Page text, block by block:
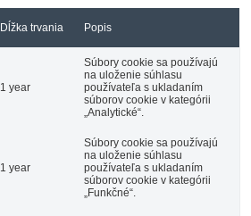
Dĺžka trvania Popis
1 year
Súbory cookie sa používajú
na uloženie súhlasu
používateľa s ukladaním
súborov cookie v kategórii
„Analytické“.
1 year
Súbory cookie sa používajú
na uloženie súhlasu
používateľa s ukladaním
súborov cookie v kategórii
„Funkčné“.